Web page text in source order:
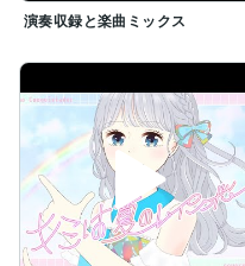
演奏収録と楽曲ミックス